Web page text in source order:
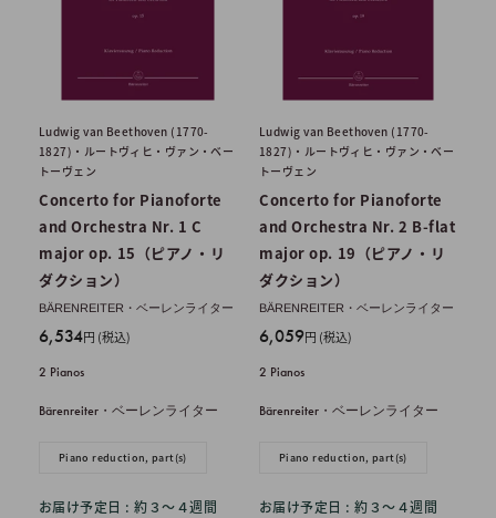
Ludwig van Beethoven (1770-
1827)・ルートヴィヒ・ヴァン・ベー
トーヴェン
Concerto for Pianoforte
and Orchestra Nr. 1 C
major op. 15（ピアノ・リ
ダクション）
BÄRENREITER・ベーレンライター
販
価
格
6,534円 (税込)
2 Pianos
Bärenreiter・ベーレンライター
Piano reduction, part(s)
お届け予定日 : 約３〜４週間
Ludwig van Beethoven (1770-
1827)・ルートヴィヒ・ヴァン・ベー
トーヴェン
Concerto for Pianoforte
and Orchestra Nr. 2 B-flat
major op. 19（ピアノ・リ
ダクション）
BÄRENREITER・ベーレンライター
販
価
格
6,059円 (税込)
2 Pianos
Bärenreiter・ベーレンライター
Piano reduction, part(s)
お届け予定日 : 約３〜４週間